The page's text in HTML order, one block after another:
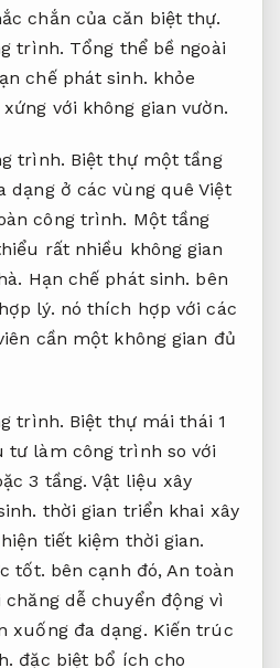
chắn của căn biệt thự.
trình. Tổng thể bề ngoài
chế phát sinh. khỏe
với không gian vườn.
trình. Biệt thự một tầng
dạng ở các vùng quê Việt
công trình. Một tầng
rất nhiều không gian
Hạn chế phát sinh. bên
lý. nó thích hợp với các
cần một không gian đủ
trình. Biệt thự mái thái 1
tư làm công trình so với
3 tầng.Vật liệu xây
thời gian triển khai xây
tiết kiệm thời gian.
tốt. bên cạnh đó,An toàn
chăng dễ chuyển động vì
xuống đa dạng. Kiến trúc
đặc biệt bổ ích cho